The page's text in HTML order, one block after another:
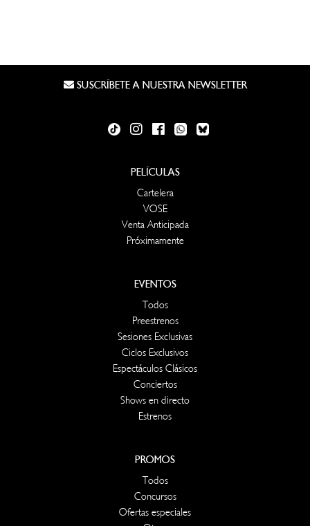
SUSCRÍBETE A NUESTRA NEWSLETTER
PELÍCULAS
Cartelera
VOSE
Venta Anticipada
Próximamente
EVENTOS
Todos
Preestrenos
Sesiones Exclusivas
Ciclos Exclusivos
Espectáculos Clásicos
Conciertos
Shows en directo
Estrenos
PROMOS
Todos
Concursos
Ofertas especiales